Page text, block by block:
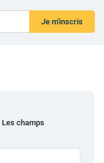
Je m'inscris
Les champs